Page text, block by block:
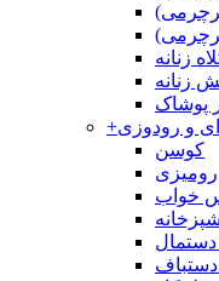
زنانه
زنانه
پوشاک
+و رودوزی
کوسن
رومیزی
خواب
دستباف